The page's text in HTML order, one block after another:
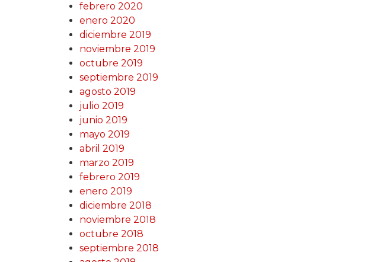
febrero 2020
enero 2020
diciembre 2019
noviembre 2019
octubre 2019
septiembre 2019
agosto 2019
julio 2019
junio 2019
mayo 2019
abril 2019
marzo 2019
febrero 2019
enero 2019
diciembre 2018
noviembre 2018
octubre 2018
septiembre 2018